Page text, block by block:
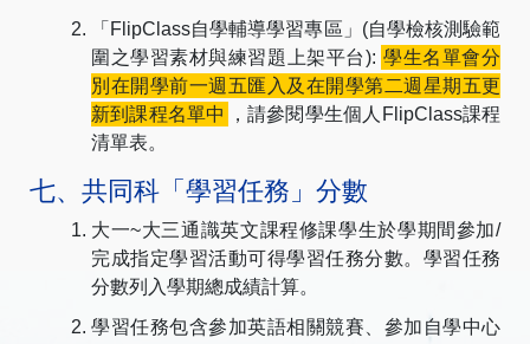
「FlipClass自學輔導學習專區」(自學檢核測驗範
圍之學習素材與練習題上架平台): 學生名單會分
別在開學前一週五匯入及在開學第二週星期五更
新到課程名單中
，請參閱學生個人FlipClass課程
清單表。
七、共同科「學習任務」分數
大一~大三通識英文課程修課學生於學期間參加/
完成指定學習活動可得學習任務分數。學習任務
分數列入學期總成績計算。
學習任務包含參加英語相關競賽、參加自學中心